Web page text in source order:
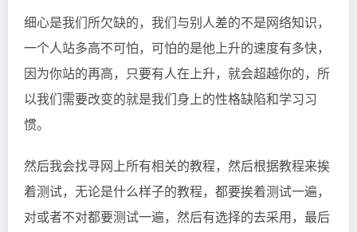
细心是我们所欠缺的，我们与别人差的不是网络知识，
一个人站多高不可怕，可怕的是他上升的速度有多快，
因为你站的再高，只要有人在上升，就会超越你的，所
以我们需要改变的就是我们身上的性格缺陷和学习习
惯。
然后我会找寻网上所有相关的教程，然后根据教程来挨
着测试，无论是什么样子的教程，都要挨着测试一遍，
对或者不对都要测试一遍，然后有选择的去采用，最后